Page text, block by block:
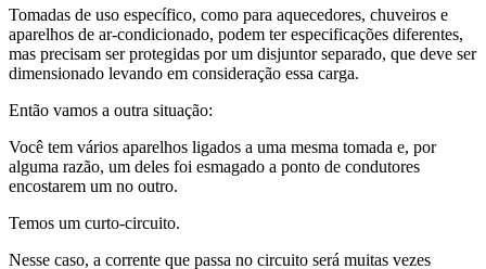
Tomadas de uso específico, como para aquecedores, chuveiros e
aparelhos de ar-condicionado, podem ter especificações diferentes,
mas precisam ser protegidas por um disjuntor separado, que deve ser
dimensionado levando em consideração essa carga.
Então vamos a outra situação:
Você tem vários aparelhos ligados a uma mesma tomada e, por
alguma razão, um deles foi esmagado a ponto de condutores
encostarem um no outro.
Temos um curto-circuito.
Nesse caso, a corrente que passa no circuito será muitas vezes